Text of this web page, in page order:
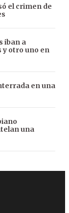
el crimen de
iban a
y otro uno en
en una
una